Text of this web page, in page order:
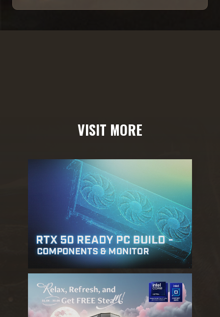
VISIT MORE